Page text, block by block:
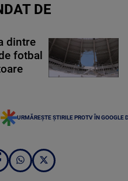
DE
dintre
fotbal
URMĂREȘTE ȘTIRILE PROTV ÎN GOOGLE